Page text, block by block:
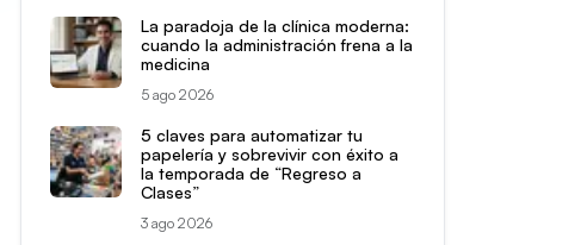
La paradoja de la clínica moderna:
cuando la administración frena a la
medicina
5 ago 2026
5 claves para automatizar tu
papelería y sobrevivir con éxito a
la temporada de “Regreso a
Clases”
3 ago 2026